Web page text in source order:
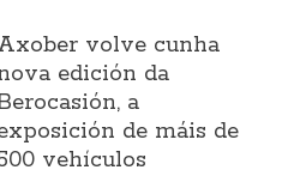
volve cunha
edición da
a
de máis de
vehículos